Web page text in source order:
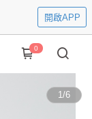
開啟APP
0
1/6